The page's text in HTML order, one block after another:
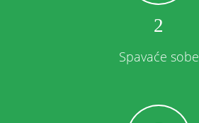
2
Spavaće sobe